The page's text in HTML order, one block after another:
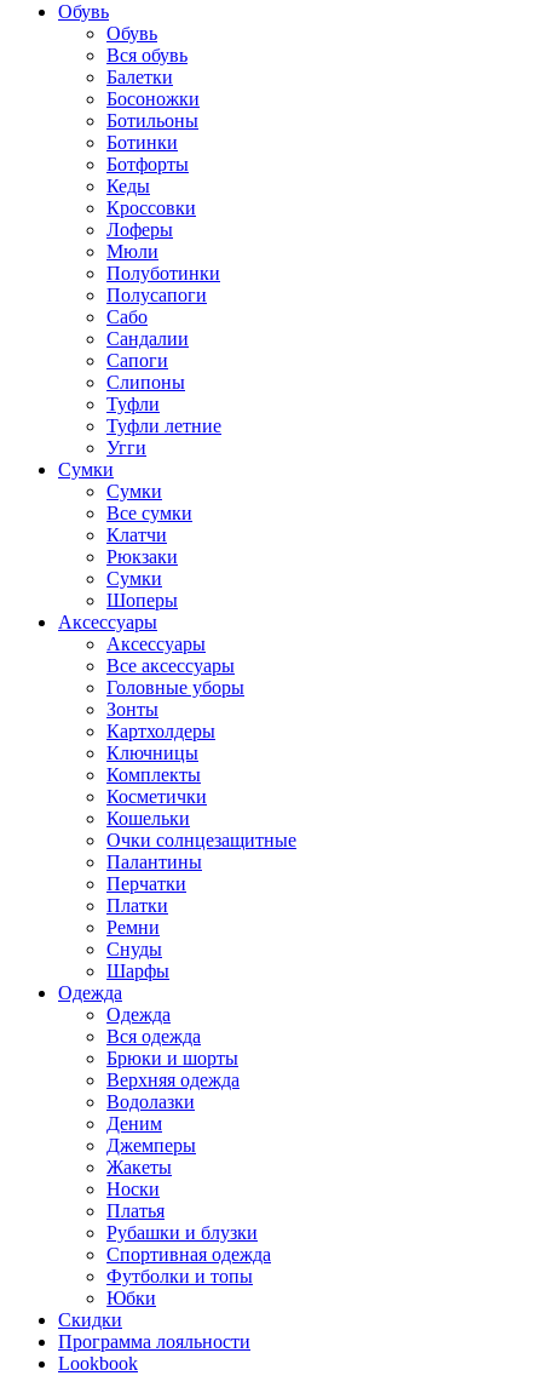
Обувь
Обувь
Вся обувь
Балетки
Босоножки
Ботильоны
Ботинки
Ботфорты
Кеды
Кроссовки
Лоферы
Мюли
Полуботинки
Полусапоги
Сабо
Сандалии
Сапоги
Слипоны
Туфли
Туфли летние
Угги
Сумки
Сумки
Все сумки
Клатчи
Рюкзаки
Сумки
Шоперы
Аксессуары
Аксессуары
Все аксессуары
Головные уборы
Зонты
Картхолдеры
Ключницы
Комплекты
Косметички
Кошельки
Очки солнцезащитные
Палантины
Перчатки
Платки
Ремни
Снуды
Шарфы
Одежда
Одежда
Вся одежда
Брюки и шорты
Верхняя одежда
Водолазки
Деним
Джемперы
Жакеты
Носки
Платья
Рубашки и блузки
Спортивная одежда
Футболки и топы
Юбки
Скидки
Программа лояльности
Lookbook